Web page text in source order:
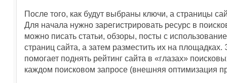
После того, как будут выбраны ключи, а страницы
Для начала нужно зарегистрировать ресурс в
можно писать статьи, обзоры, посты с
страниц сайта, а затем разместить их на
помогает поднять рейтинг сайта в «глазах»
каждом поисковом запросе (внешняя оптимизация